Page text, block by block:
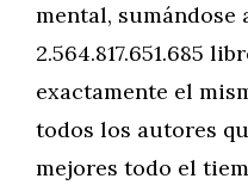
mental, sumándose
2.564.817.651.685
exactamente el
todos los autores
mejores todo el